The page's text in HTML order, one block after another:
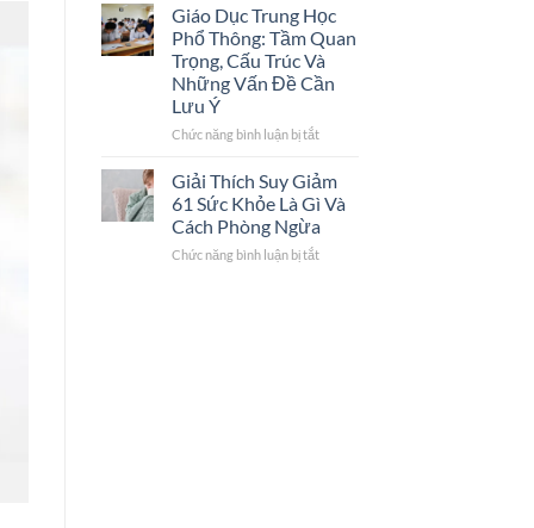
Dịch
Vụ
Tư
Vấn
Uy
của
sinh
viên
trường
thao
đoạn
quan
trọng
Giáo Dục Trung Học
Phổ Thông: Tầm Quan
Trọng, Cấu Trúc Và
Những Vấn Đề Cần
Lưu Ý
Chức năng bình luận bị tắtở
Học
Phổ
Thông:
Giải Thích Suy Giảm
61 Sức Khỏe Là Gì Và
Cách Phòng Ngừa
Chức năng bình luận bị tắtở